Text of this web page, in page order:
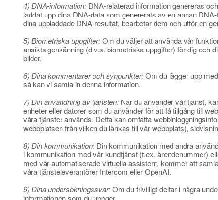
4) DNA-information: DNA-relaterad information genereras
laddat upp dina DNA-data som genererats av en annan
dina uppladdade DNA-resultat, bearbetar dem och utför en
5) Biometriska uppgifter:Om du väljer att använda vår
ansiktsigenkänning (d.v.s. biometriska uppgifter) för dig och
bilder.
6) Dina kommentarer och synpunkter:Om du lägger upp
så kan vi samla in denna information.
7) Din användning av tjänsten: När du använder vår tjänst,
enheter eller datorer som du använder för att få tillgång till
våra tjänster används. Detta kan omfatta
webbplatsen från vilken du länkas till vår webbplats),
8) Din kommunikation: Din kommunikation med andra
i kommunikation med vår kundtjänst (t.ex. ärendenummer)
med vår automatiserade virtuella assistent, kommer att
våra tjänsteleverantörer Intercom eller OpenAI.
9) Dina undersökningssvar:Om du frivilligt deltar i några
informationen som du uppger.